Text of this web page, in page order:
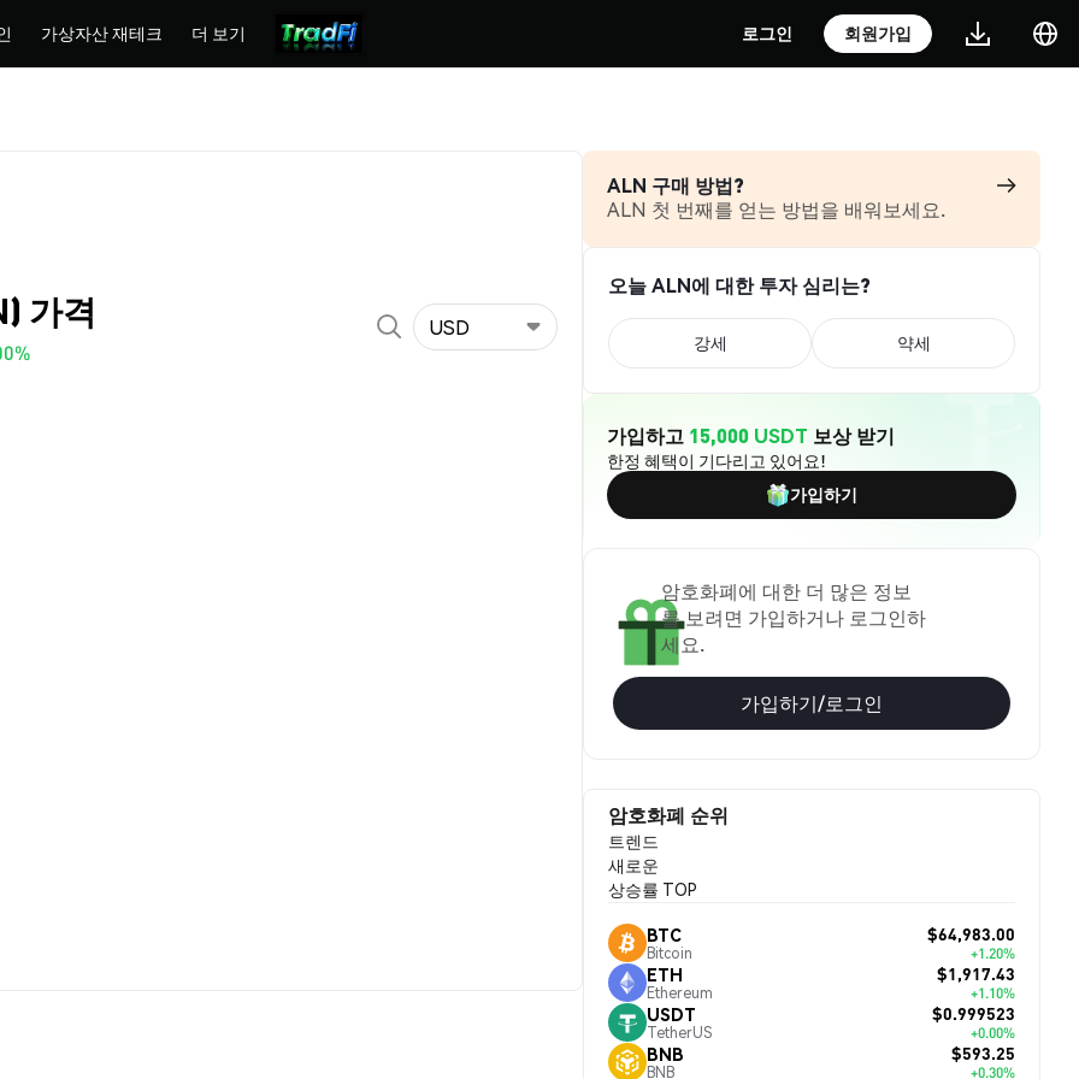
가상자산 재테크 더 보기 로그인 회원가입
가격 USD
ALN 구매 방법?
ALN 첫 번째를 얻는 방법을 배워보세요.
오늘 ALN에 대한 투자 심리는?
강세 약세
가입하고 15,000 USDT 보상 받기
한정 혜택이 기다리고 있어요!
가입하기
암호화폐에 대한 더 많은 정보
를 보려면 가입하거나 로그인하
세요.
가입하기/로그인
암호화폐 순위
트렌드
새로운
상승률 TOP
BTC
Bitcoin
$64,983.00
+1.20%
ETH
Ethereum
$1,917.43
+1.10%
USDT
TetherUS
$0.999523
+0.00%
BNB
BNB
$593.25
+0.30%